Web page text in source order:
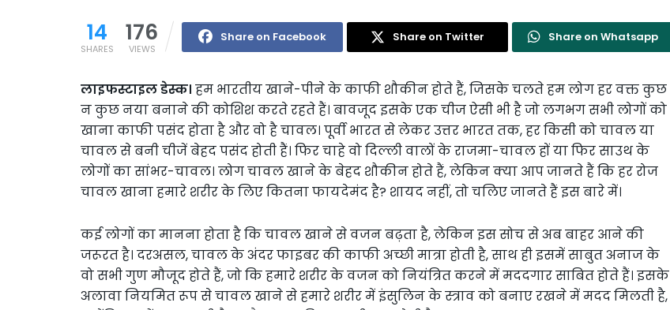
14
SHARES
176
VIEWS
Share on Facebook Share on Twitter Share on Whatsapp
लाइफस्टाइल डेस्क। हम भारतीय खाने-पीने के काफी शौकीन होते हैं, जिसके चलते हम लोग हर वक्त कुछ
न कुछ नया बनाने की कोशिश करते रहते हैं। बावजूद इसके एक चीज ऐसी भी है जो लगभग सभी लोगों को
खाना काफी पसंद होता है और वो है चावल। पूर्वी भारत से लेकर उत्तर भारत तक, हर किसी को चावल या
चावल से बनी चीजें बेहद पसंद होती हैं। फिर चाहे वो दिल्ली वालों के राजमा-चावल हों या फिर साउथ के
लोगों का सांभर-चावल। लोग चावल खाने के बेहद शौकीन होते हैं, लेकिन क्या आप जानते हैं कि हर रोज
चावल खाना हमारे शरीर के लिए कितना फायदेमंद है? शायद नहीं, तो चलिए जानते हैं इस बारे में।
कई लोगों का मानना होता है कि चावल खाने से वजन बढ़ता है, लेकिन इस सोच से अब बाहर आने की
जरूरत है। दरअसल, चावल के अंदर फाइबर की काफी अच्छी मात्रा होती है, साथ ही इसमें साबुत अनाज के
वो सभी गुण मौजूद होते हैं, जो कि हमारे शरीर के वजन को नियंत्रित करने में मददगार साबित होते हैं। इसके
अलावा नियमित रूप से चावल खाने से हमारे शरीर में इंसुलिन के स्त्राव को बनाए रखने में मदद मिलती है,